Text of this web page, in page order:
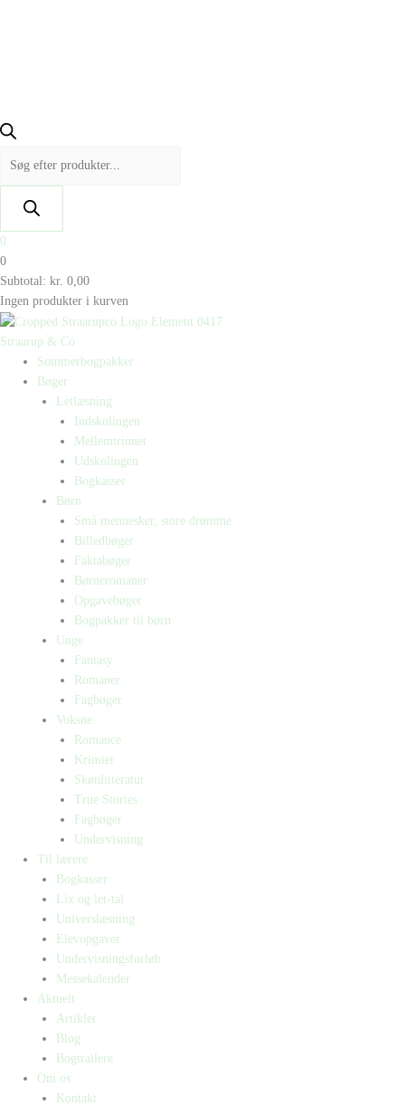
0
0
Subtotal: kr. 0,00
Ingen produkter i kurven
Straarup & Co
Sommerbogpakker
Bøger
Letlæsning
Indskolingen
Mellemtrinnet
Udskolingen
Bogkasser
Børn
Små mennesker, store drømme
Billedbøger
Faktabøger
Børneromaner
Opgavebøger
Bogpakker til børn
Unge
Fantasy
Romaner
Fagbøger
Voksne
Romance
Krimier
Skønlitteratur
True Stories
Fagbøger
Undervisning
Til lærere
Bogkasser
Lix og let-tal
Universlæsning
Elevopgaver
Undervisningsforløb
Messekalender
Aktuelt
Artikler
Blog
Bogtrailere
Om os
Kontakt